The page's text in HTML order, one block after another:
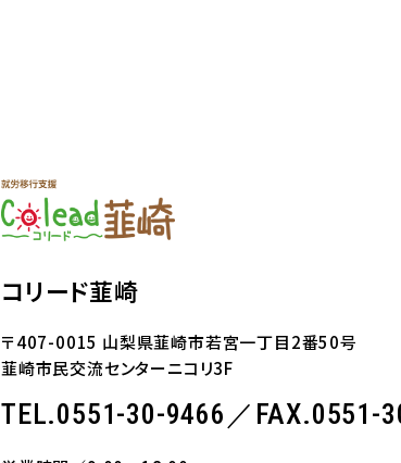
コリード韮崎
〒407-0015 山梨県韮崎市若宮一丁目2番50号
韮崎市民交流センターニコリ3F
TEL.0551-30-9466／ FAX.0551-